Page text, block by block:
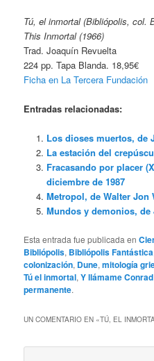
Tú, el inmortal (Bibliópolis, col.
This Inmortal (1966)
Trad. Joaquín Revuelta
224 pp. Tapa Blanda. 18,95€
Ficha en La Tercera Fundación
Entradas relacionadas:
Los dioses muertos, de
La estación del
Fracasando por placer
diciembre de 1987
Metropol, de Walter Jon
Mundos y demonios,
Esta entrada fue publicada en
Bibliópolis, Bibliópolis Fantástica
colonización, Dune,mitología
Tú el inmortal,Y llámame Conrad
permanente.
UN COMENTARIO EN «TÚ, EL